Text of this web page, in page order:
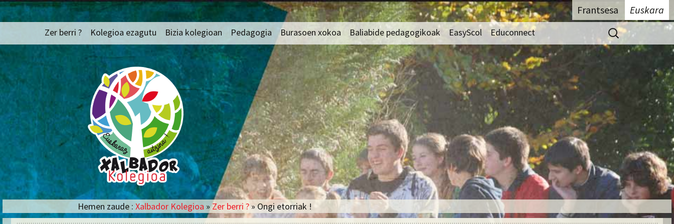
Frantsesa Euskara
Xalbador Kolegioa
Euskaraz aitzina !
Edukira
Zer berri ?
Kolegioa ezagutu
Aitzin solasa
Berezitasunak
Egitura bakoitzaren
osaketa
Egitura bakoitzaren bete
beharra
Finantzak eta Barne
araudia
Kolegioaren historikoa
Bizia kolegioan
Talde profesionala
Tronbinoskopioa
Irakaskuntza orduen
banaketa
Zikloak eta orientazioa
IEP (Inklusiorako Egitura
Pedagogikoa)
Txirinbito
Jantegia
Eskola garraioa
Pedagogia
Zentzua bilatzen duen
pedagogia : aitzina
jotzen duen pedagogia
Proiektua eta
baliabideak
Ikaslearen jarraipena
Proiektu pedagogiko
bereziak mailaka
Ateraldi pedagogikoak
Pedagogia aktiboa,
hezkuntza talde
motibatua
Burasoen xokoa
Burasoekilako harreman
hertsiak
Burasoek bete behar
dituzten paperak
Baliabide pedagogikoak
Arte plastikoak
Biologia
Euskara
Fisika
Frantsesa
Gaztelera
Gorputz heziketa
Historioa – Geografia
IALA
EasyScol Educonnect Bilatu:
Hemen zaude : Xalbador Kolegioa »Zer berri ? » Ongi etorriak !